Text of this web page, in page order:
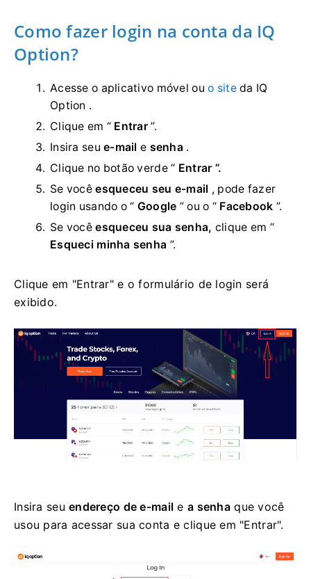
Como fazer login na conta da IQ
Option?
Acesse o aplicativo móvel ouo siteda IQ
Option .
Clique em “ Entrar ”.
Insira seue-mail e senha .
Clique no botão verde “ Entrar ”.
Se vocêesqueceu seu e-mail , pode fazer
login usando o “ Google ” ou o “ Facebook ”.
Se vocêesqueceu sua senha, clique em “
Esqueci minha senha ”.
Clique em "Entrar" e o formulário de login será
exibido.
Insira seuendereço de e-mail e a senhaque você
usou para acessar sua conta e clique em "Entrar".